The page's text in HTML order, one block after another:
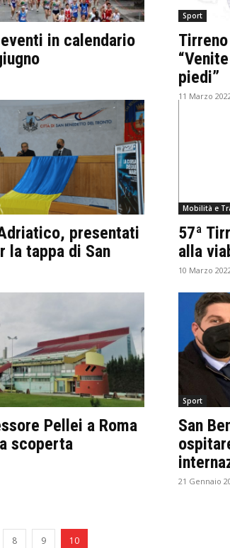
in calendario
Sport
piedi”
11 Marzo
presentati
la tappa di San
Mobilità e
57ª
alla
10 Marzo
Pellei a Roma
scoperta
Sport
San
21 Gennaio
8 9 10